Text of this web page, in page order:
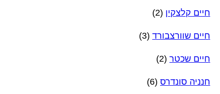
חיים קלצקין (2)
חיים שוורצבורד (3)
חיים שכטר (2)
חנניה סונדרס (6)